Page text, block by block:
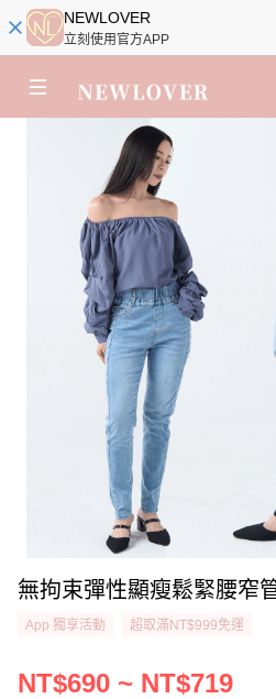
NEWLOVER
立刻使用官方APP
無拘束彈性顯瘦鬆緊腰窄
App 獨享活動 超取滿NT$999免運
NT$690 ~ NT$719